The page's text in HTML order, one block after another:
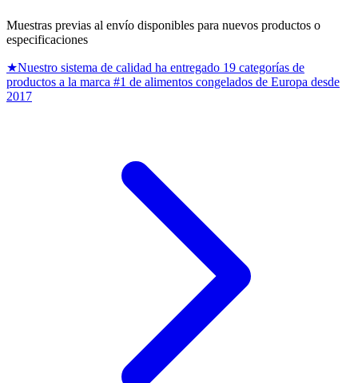
Muestras previas al envío disponibles para nuevos productos o
especificaciones
★Nuestro sistema de calidad ha entregado 19 categorías de
productos a la marca #1 de alimentos congelados de Europa desde
2017